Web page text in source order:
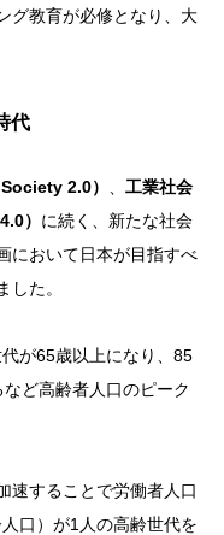
グ教育が必修となり、大
代
2.0）
工業社会
） に続く、新たな社会
において日本が目指すべ
した。
が65歳以上になり、85
ど高齢者人口のピーク
速することで労働者人口
口）が1人の高齢世代を